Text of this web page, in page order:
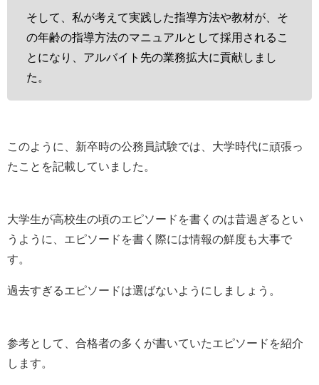
そして、私が考えて実践した指導方法や教材が、そ
の年齢の指導方法のマニュアルとして採用されるこ
とになり、アルバイト先の業務拡大に貢献しまし
た。
このように、新卒時の公務員試験では、大学時代に頑張っ
たことを記載していました。
大学生が高校生の頃のエピソードを書くのは昔過ぎるとい
うように、エピソードを書く際には情報の鮮度も大事で
す。
過去すぎるエピソードは選ばないようにしましょう。
参考として、合格者の多くが書いていたエピソードを紹介
します。